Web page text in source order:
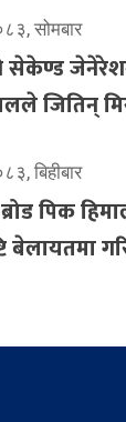
सोमबार
जितिन्
बिहीबार
पिक
बेलायतमा